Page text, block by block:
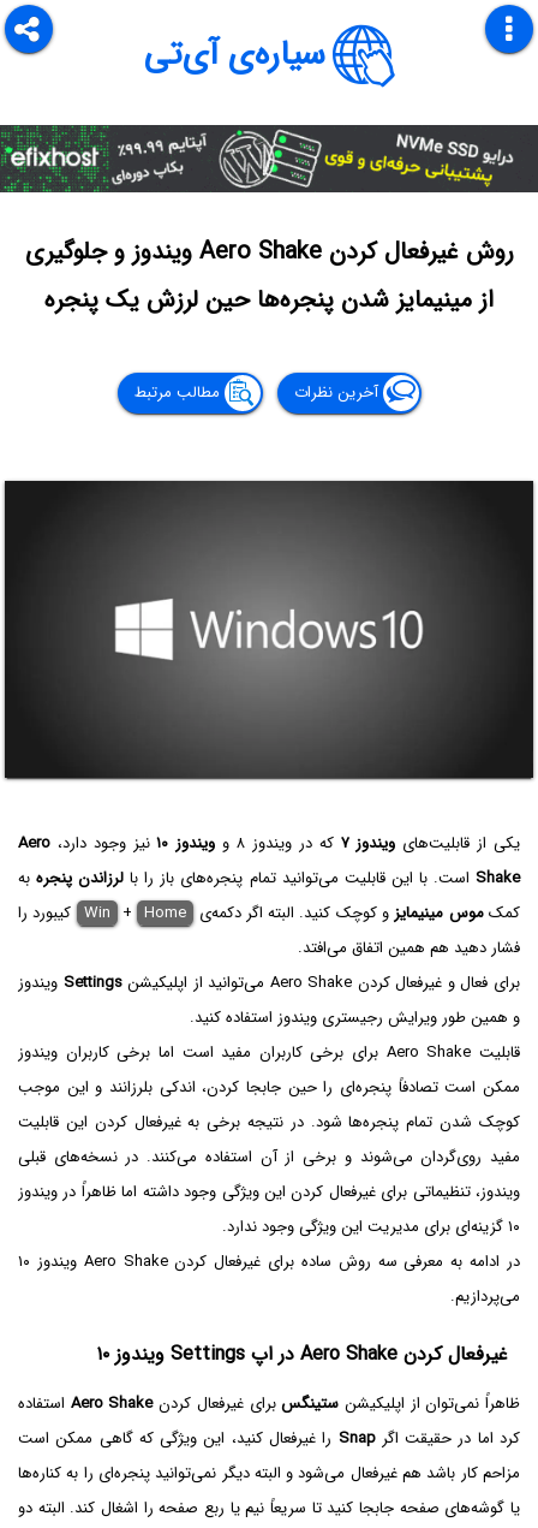
سیاره‌ی آی‌تی
روش غیرفعال کردن Aero Shake ویندوز و جلوگیری
از مینیمایز شدن پنجره‌ها حین لرزش یک پنجره
آخرین نظرات مطالب مرتبط
یکی از قابلیت‌های ویندوز ۷ که در ویندوز ۸ و ویندوز ۱۰ نیز وجود دارد، Aero
Shake است. با این قابلیت می‌توانید تمام پنجره‌های باز را با لرزاندن پنجرهبه
کمکموس مینیمایز و کوچک کنید. البته اگر دکمه‌ی Win + Home
کیبورد را
فشار دهید هم همین اتفاق می‌افتد.
برای فعال و غیرفعال کردن Aero Shake می‌توانید از اپلیکیشن
Settings ویندوز
و همین طور ویرایش رجیستری ویندوز استفاده کنید.
قابلیت Aero Shake برای برخی کاربران مفید است اما برخی کاربران ویندوز
ممکن است تصادفاً پنجره‌ای را حین جابجا کردن، اندکی بلرزانند و این موجب
کوچک شدن تمام پنجره‌ها شود. در نتیجه برخی به غیرفعال کردن این قابلیت
مفید روی‌گردان می‌شوند و برخی از آن استفاده می‌کنند. در نسخه‌های قبلی
ویندوز، تنظیماتی برای غیرفعال کردن این ویژگی وجود داشته اما ظاهراً در ویندوز
۱۰ گزینه‌ای برای مدیریت این ویژگی وجود ندارد.
در ادامه به معرفی سه روش ساده برای غیرفعال کردن Aero Shake ویندوز ۱۰
می‌پردازیم.
غیرفعال کردن Aero Shake در اپ Settings ویندوز ۱۰
ظاهراً نمی‌توان از اپلیکیشن ستینگسبرای غیرفعال کردنAero Shake استفاده
کرد اما در حقیقت اگرSnap را غیرفعال کنید، این ویژگی که گاهی ممکن است
مزاحم کار باشد هم غیرفعال می‌شود و البته دیگر نمی‌توانید پنجره‌ای را به کناره‌ها
یا گوشه‌های صفحه جابجا کنید تا سریعاً نیم یا ربع صفحه را اشغال کند. البته دو